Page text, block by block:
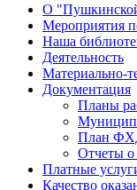
О
Мероприятия
Наша
Деятельность
Материально-
Документация
Планы
План
Отчеты о
Платные
Качество